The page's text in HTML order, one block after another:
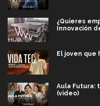
¿Quieres
Innovación
El joven que
Aula Futura:
(video)